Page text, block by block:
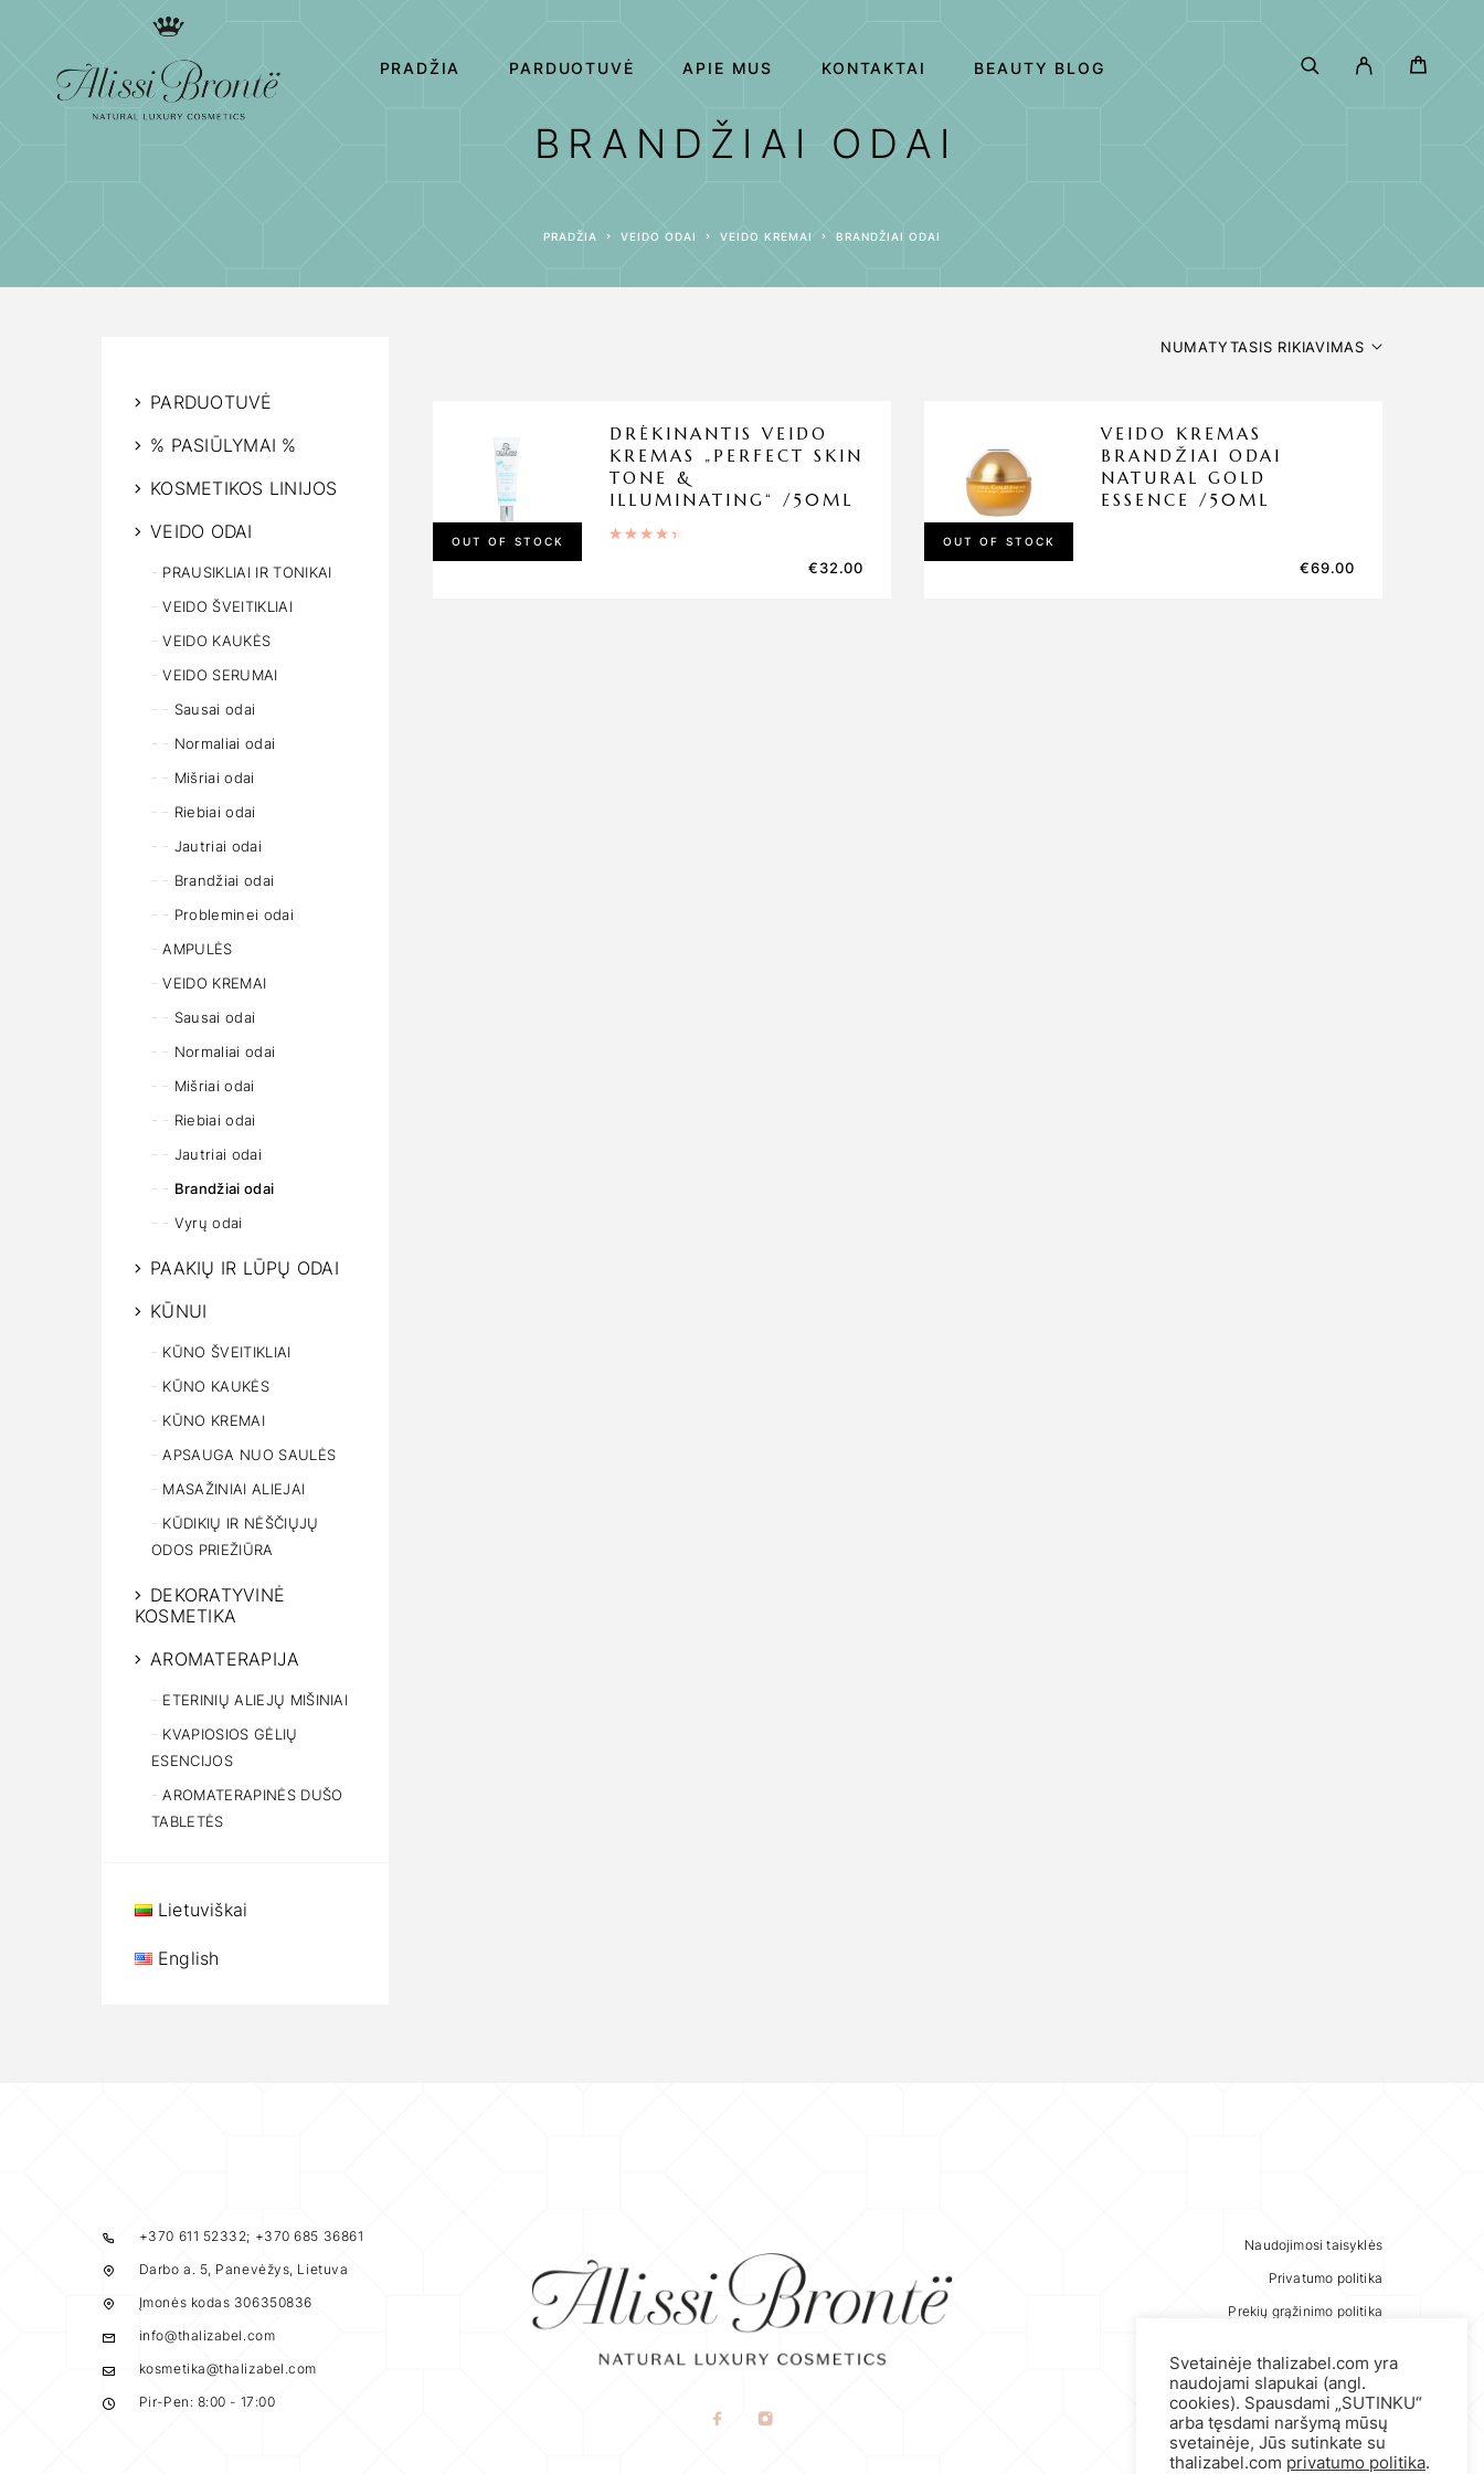
PRADŽIA PARDUOTUVĖ APIE MUS KONTAKTAI BEAUTY BLOG
BRANDŽIAI ODAI
PRADŽIA VEIDO ODAI VEIDO KREMAI BRANDŽIAI ODAI
PARDUOTUVĖ
% PASIŪLYMAI %
KOSMETIKOS LINIJOS
VEIDO ODAI
PRAUSIKLIAI IR TONIKAI
VEIDO ŠVEITIKLIAI
VEIDO KAUKĖS
VEIDO SERUMAI
Sausai odai
Normaliai odai
Mišriai odai
Riebiai odai
Jautriai odai
Brandžiai odai
Probleminei odai
AMPULĖS
VEIDO KREMAI
Sausai odai
Normaliai odai
Mišriai odai
Riebiai odai
Jautriai odai
Brandžiai odai
Vyrų odai
PAAKIŲ IR LŪPŲ ODAI
KŪNUI
KŪNO ŠVEITIKLIAI
KŪNO KAUKĖS
KŪNO KREMAI
APSAUGA NUO SAULĖS
MASAŽINIAI ALIEJAI
KŪDIKIŲ IR NĖŠČIŲJŲ
ODOS PRIEŽIŪRA
DEKORATYVINĖ
KOSMETIKA
AROMATERAPIJA
ETERINIŲ ALIEJŲ MIŠINIAI
KVAPIOSIOS GĖLIŲ
ESENCIJOS
AROMATERAPINĖS DUŠO
TABLETĖS
Lietuviškai
English
NUMATYTASIS RIKIAVIMAS
OUT OF STOCK
DRĖKINANTIS VEIDO
KREMAS „PERFECT SKIN
TONE &
ILLUMINATING“ /50ML
€32.00
OUT OF STOCK
VEIDO KREMAS
BRANDŽIAI ODAI
NATURAL GOLD
ESSENCE /50ML
€69.00
+370 611 52332; +370 685 36861
Darbo a. 5, Panevėžys, Lietuva
Įmonės kodas 306350836
info@thalizabel.com
kosmetika@thalizabel.com
Pir-Pen: 8:00 - 17:00
Naudojimosi taisyklės
Privatumo politika
Prekių grąžinimo politika
Svetainėje thalizabel.com yra
naudojami slapukai (angl.
cookies). Spausdami „SUTINKU“
arba tęsdami naršymą mūsų
svetainėje, Jūs sutinkate su
thalizabel.com privatumo politika.